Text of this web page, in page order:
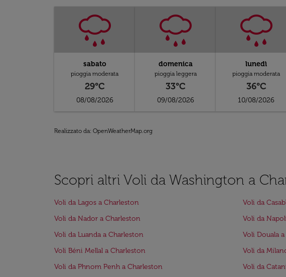
sabato
pioggia moderata
29°C
08/08/2026
domenica
pioggia leggera
33°C
09/08/2026
lunedì
pioggia moderata
36°C
10/08/2026
Realizzato da: OpenWeatherMap.org
Scopri altri Voli da Washington a
Voli da Lagos a Charleston Voli da
Voli da Nador a Charleston
Voli da
Voli da Luanda a Charleston
Voli Douala
Voli Béni Mellal a Charleston
Voli da
Voli da Phnom Penh a Charleston
Voli da